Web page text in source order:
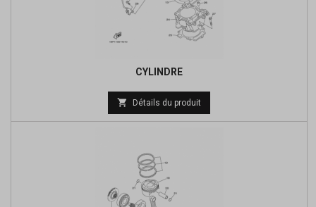
CYLINDRE
Prix
de
 Détails du produit